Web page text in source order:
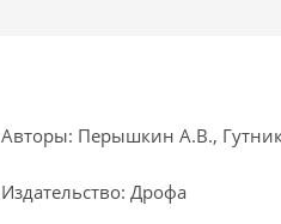
Авторы: Перышкин А.В.,
Издательство: Дрофа